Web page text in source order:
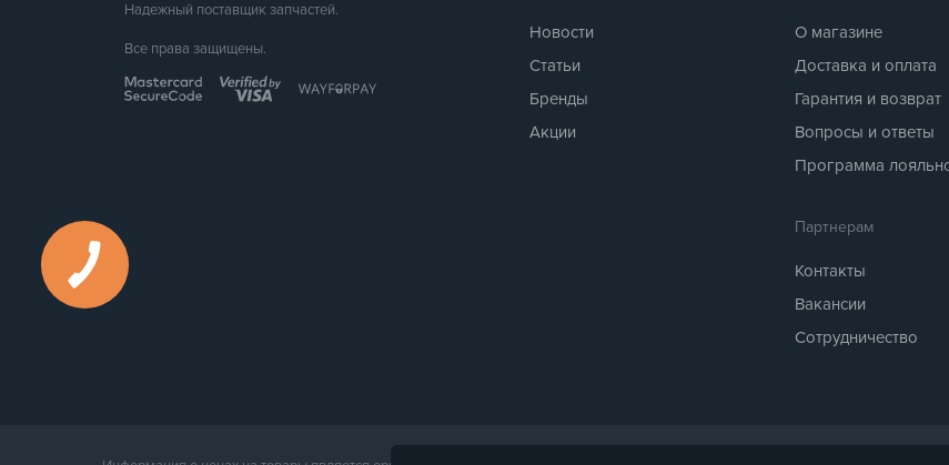
Новости
Статьи
Бренды
Акции
О магазине
Доставка и оплата
Гарантия и возврат
Вопросы и ответы
Программа
Партнерам
Контакты
Вакансии
Сотрудничество
Надежный поставщик запчастей.
Все права защищены.